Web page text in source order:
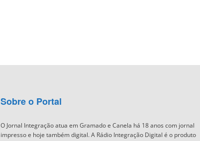
Sobre o Portal
O Jornal Integração atua em Gramado e Canela há 18 anos com jornal
impresso e hoje também digital. A Rádio Integração Digital é o produto